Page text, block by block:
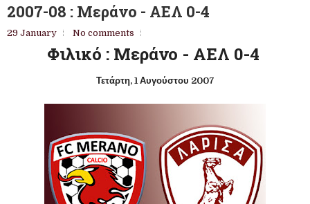
2007-08 : Μεράνο - ΑΕΛ 0-4
29 January No comments
Φιλικό : Μεράνο - ΑΕΛ 0-4
Τετάρτη, 1 Αυγούστου 2007